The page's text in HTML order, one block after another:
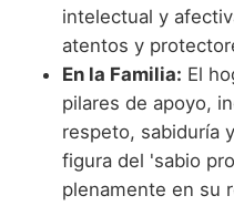
intelectual y
atentos y
En la Familia: El
pilares de apoyo,
respeto, sabiduría
figura del 'sabio
plenamente en su